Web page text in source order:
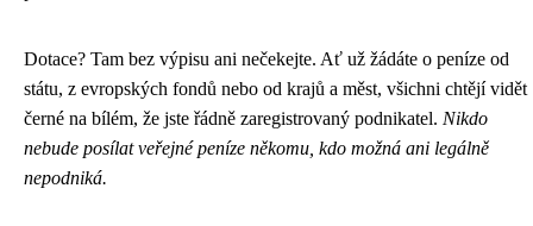
Dotace? Tam bez výpisu ani nečekejte. Ať už žádáte o peníze od
státu, z evropských fondů nebo od krajů a měst, všichni chtějí vidět
černé na bílém, že jste řádně zaregistrovaný podnikatel. Nikdo
nebude posílat veřejné peníze někomu, kdo možná ani legálně
nepodniká.